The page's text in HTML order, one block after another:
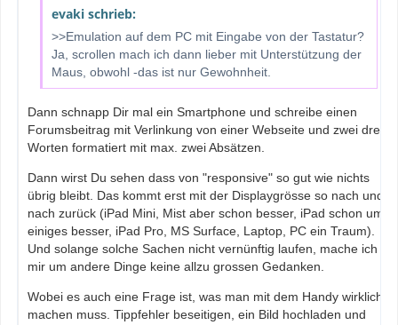
evaki schrieb:
>>Emulation auf dem PC mit Eingabe von der Tastatur?
Ja, scrollen mach ich dann lieber mit Unterstützung der
Maus, obwohl -das ist nur Gewohnheit.
Dann schnapp Dir mal ein Smartphone und schreibe einen
Forumsbeitrag mit Verlinkung von einer Webseite und zwei drei
Worten formatiert mit max. zwei Absätzen.
Dann wirst Du sehen dass von "responsive" so gut wie nichts
übrig bleibt. Das kommt erst mit der Displaygrösse so nach und
nach zurück (iPad Mini, Mist aber schon besser, iPad schon um
einiges besser, iPad Pro, MS Surface, Laptop, PC ein Traum).
Und solange solche Sachen nicht vernünftig laufen, mache ich
mir um andere Dinge keine allzu grossen Gedanken.
Wobei es auch eine Frage ist, was man mit dem Handy wirklich
machen muss. Tippfehler beseitigen, ein Bild hochladen und